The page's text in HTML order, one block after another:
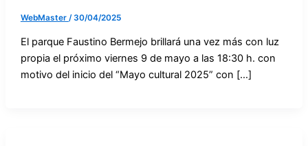
WebMaster /30/04/2025
El parque Faustino Bermejo brillará una vez más con luz
propia el próximo viernes 9 de mayo a las 18:30 h. con
motivo del inicio del “Mayo cultural 2025” con […]